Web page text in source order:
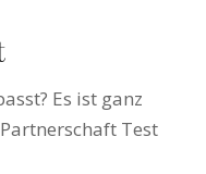
Es ist ganz
Test